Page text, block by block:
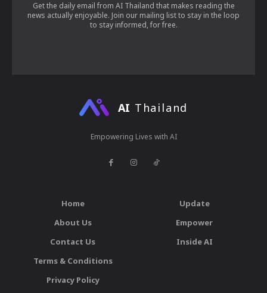
Get the daily email from AI Thailand that makes reading the
news actually enjoyable. Join our mailing list to stay in the loop
to stay informed, for free.
AI Thailand
Empowering Lives with AI
Home
About Us
Contact Us
Terms & Conditions
Privacy Policy
Update
Empower
Inside AI